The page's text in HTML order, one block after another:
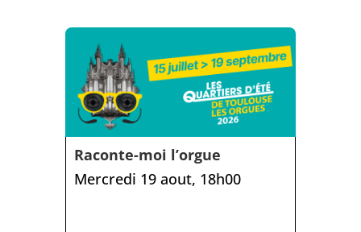
Raconte-moi l’orgue
Mercredi 19 aout, 18h00